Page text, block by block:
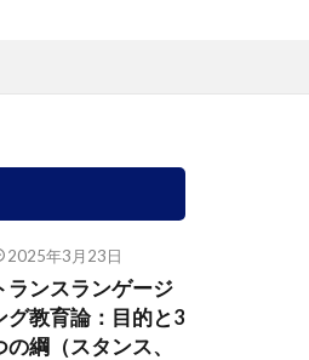
2025年3月23日
ランスランゲージ
グ教育論：目的と3
の綱（スタンス、